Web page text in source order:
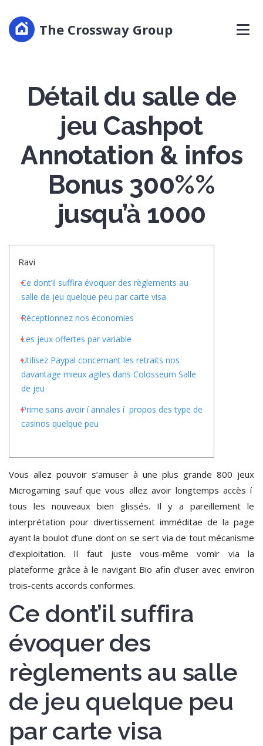
The Crossway Group
Détail du salle de
jeu Cashpot
Annotation & infos
Bonus 300%%
jusqu’à 1000
Ravi
Ce dont’il suffira évoquer des règlements au
salle de jeu quelque peu par carte visa
Réceptionnez nos économies
Les jeux offertes par variable
Utilisez Paypal concernant les retraits nos
davantage mieux agiles dans Colosseum Salle
de jeu
Prime sans avoir í annales í propos des type de
casinos quelque peu
Vous allez pouvoir s’amuser à une plus grande 800 jeux
Microgaming sauf que vous allez avoir longtemps accès í
tous les nouveaux bien glissés. Il y a pareillement le
interprétation pour divertissement imméditae de la page
ayant la boulot d’une dont on se sert via de tout mécanisme
d’exploitation. Il faut juste vous-même vomir via la
plateforme grâce à le navigant Bio afin d’user avec environ
trois-cents accords conformes.
Ce dont’il suffira
évoquer des
règlements au salle
de jeu quelque peu
par carte visa